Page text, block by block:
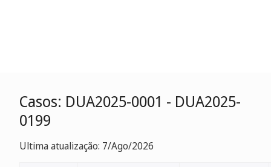
Casos: DUA2025-0001 - DUA2025-
0199
Ultima atualização: 7/Ago/2026